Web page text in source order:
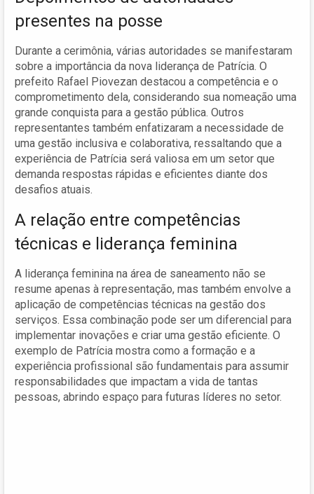
presentes na posse
Durante a cerimônia, várias autoridades se manifestaram
sobre a importância da nova liderança de Patrícia. O
prefeito Rafael Piovezan destacou a competência e o
comprometimento dela, considerando sua nomeação uma
grande conquista para a gestão pública. Outros
representantes também enfatizaram a necessidade de
uma gestão inclusiva e colaborativa, ressaltando que a
experiência de Patrícia será valiosa em um setor que
demanda respostas rápidas e eficientes diante dos
desafios atuais.
A relação entre competências
técnicas e liderança feminina
A liderança feminina na área de saneamento não se
resume apenas à representação, mas também envolve a
aplicação de competências técnicas na gestão dos
serviços. Essa combinação pode ser um diferencial para
implementar inovações e criar uma gestão eficiente. O
exemplo de Patrícia mostra como a formação e a
experiência profissional são fundamentais para assumir
responsabilidades que impactam a vida de tantas
pessoas, abrindo espaço para futuras líderes no setor.